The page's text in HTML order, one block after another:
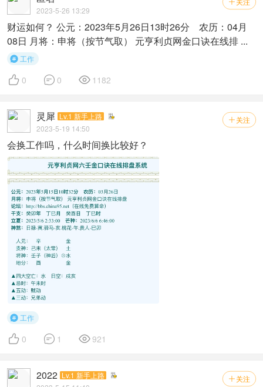
2023-5-26 13:29
财运如何？ 公元：2023年5月26日13时26分 农历：04月
08日 月将：申将（按节气取） 元亨利贞网金口诀在线排 ...
 工作
 0  0  1182
 关注
灵犀 Lv.1 新手上路
2023-5-19 14:50
会换工作吗，什么时间换比较好？
 工作
 0  1 921
 关注
2022 Lv.1 新手上路